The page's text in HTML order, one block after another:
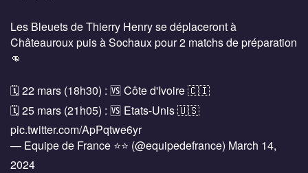
Les Bleuets de Thierry Henry se déplaceront à
Châteauroux puis à Sochaux pour 2 matchs de préparation
👊
🗓 22 mars (18h30) : 🆚 Côte d'Ivoire 🇨🇮
🗓 25 mars (21h05) : 🆚 Etats-Unis 🇺🇸
pic.twitter.com/ApPqtwe6yr
— Equipe de France ⭐⭐ (@equipedefrance) March 14,
2024